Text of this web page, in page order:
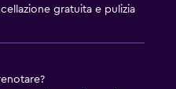
gratuita e pulizia